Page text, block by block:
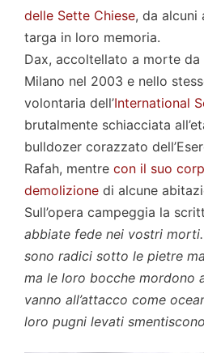
delle Sette Chiese, da alcuni
targa in loro memoria.
Dax, accoltellato a morte da
Milano nel 2003 e nello
volontaria dell’International
brutalmente schiacciata
bulldozer corazzato
Rafah, mentre con il suo
demolizione di alcune
Sull’opera campeggia la
abbiate fede nei vostri
sono radici sotto le pietre
ma le loro bocche mordono
vanno all’attacco come
loro pugni levati